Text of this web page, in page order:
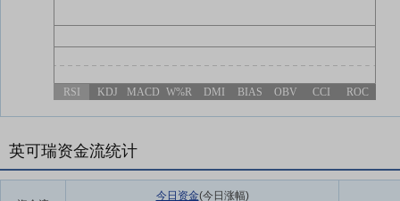
RSI KDJ MACD W%R DMI BIAS OBV CCI ROC
英可瑞资金流统计
今日资金(今日涨幅)